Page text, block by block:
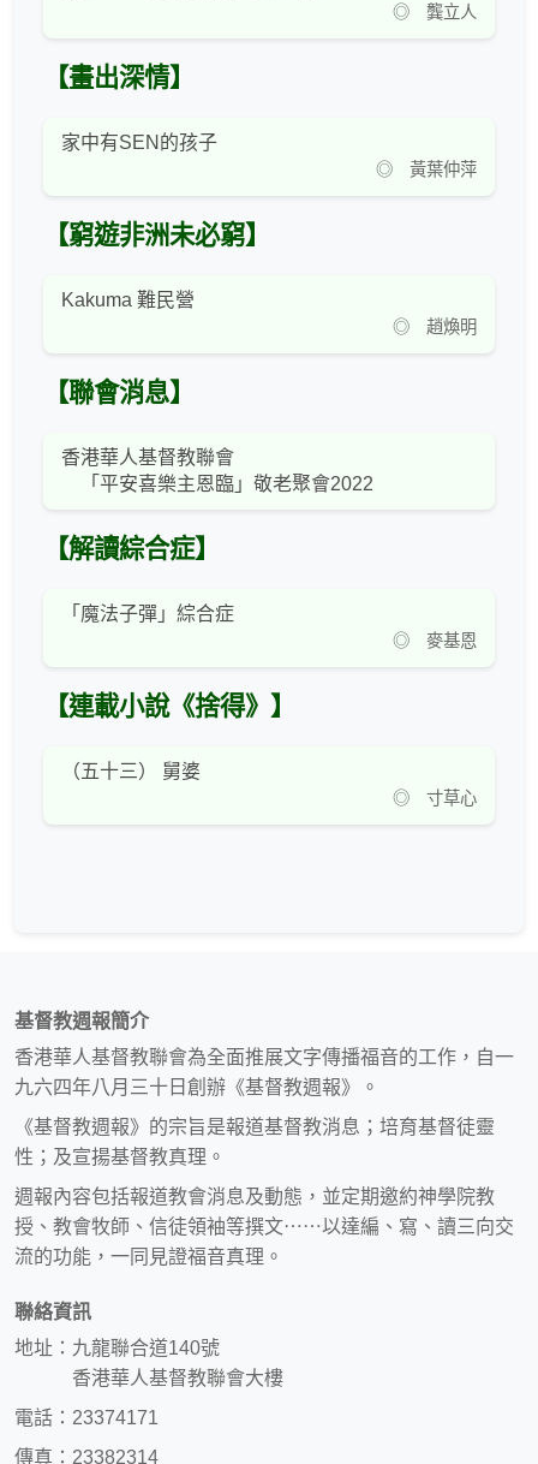
◎ 龔立人
【畫出深情】
家中有SEN的孩子
◎ 黃葉仲萍
【窮遊非洲未必窮】
Kakuma 難民營
◎ 趙煥明
【聯會消息】
香港華人基督教聯會
「平安喜樂主恩臨」敬老聚會2022
【解讀綜合症】
「魔法子彈」綜合症
◎ 麥基恩
【連載小說《捨得》】
（五十三） 舅婆
◎ 寸草心
基督教週報簡介
香港華人基督教聯會為全面推展文字傳播福音的工作，自一
九六四年八月三十日創辦《基督教週報》。
《基督教週報》的宗旨是報道基督教消息；培育基督徒靈
性；及宣揚基督教真理。
週報內容包括報道教會消息及動態，並定期邀約神學院教
授、教會牧師、信徒領袖等撰文⋯⋯以達編、寫、讀三向交
流的功能，一同見證福音真理。
聯絡資訊
地址：九龍聯合道140號
香港華人基督教聯會大樓
電話：23374171
傳真：23382314